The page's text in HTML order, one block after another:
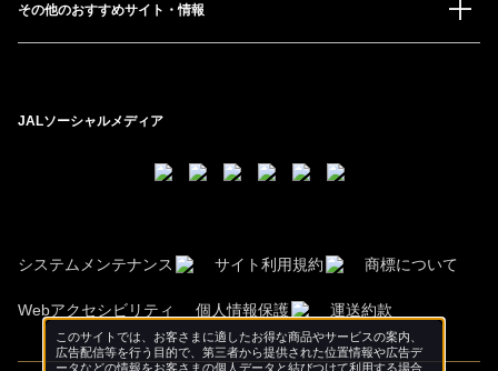
その他のおすすめサイト・情報
JALソーシャルメディア
システムメンテナンス サイト利用規約 商標について
Webアクセシビリティ 個人情報保護 運送約款
このサイトでは、お客さまに適したお得な商品やサービスの案内、
広告配信等を行う目的で、第三者から提供された位置情報や広告デ